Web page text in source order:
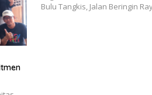
Bulu Tangkis, Jalan Beringin